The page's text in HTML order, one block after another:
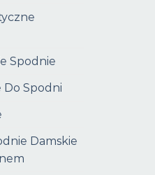
Spodnie
Do Spodni
Damskie